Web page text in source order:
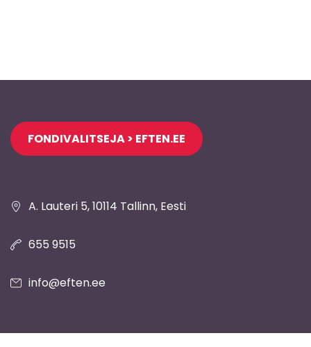
Jaluse
navigatsioon
A. Lauteri 5, 10114 Tallinn, Eesti
FONDIVALITSEJA > EFTEN.EE
655 9515
info@eften.ee